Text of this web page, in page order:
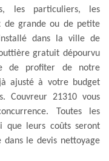
les particuliers, les
de grande ou de petite
dans la ville de
gratuit dépourvu
de profiter de notre
ajusté à votre budget
Couvreur 21310 vous
Toutes les
que leurs coûts seront
le devis nettoyage